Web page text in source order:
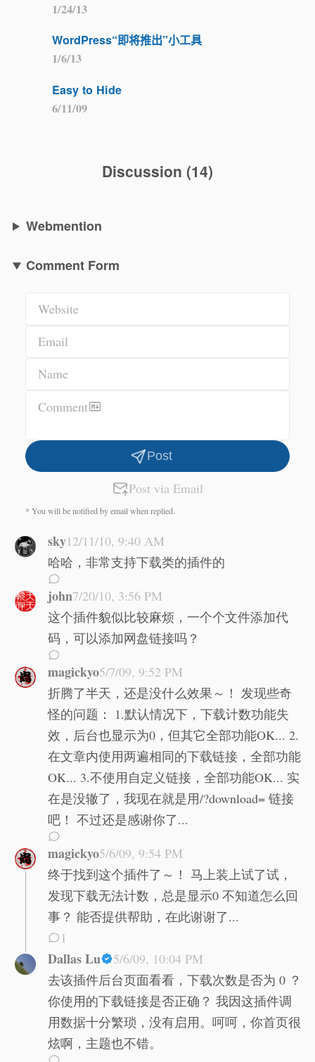
1/24/13
1/6/13
WordPress“即将推出”小工具
6/11/09
Easy to Hide
Discussion (14)
Webmention
Comment Form
Name
Email
Website
Comment
* You will be notified by email when replied.
Post via Email
Post
sky12/11/10, 9:40 AM
哈哈，非常支持下载类的插件的
john7/20/10, 3:56 PM
这个插件貌似比较麻烦，一个个文件添加代
码，可以添加网盘链接吗？
magickyo5/7/09, 9:52 PM
折腾了半天，还是没什么效果～！ 发现些奇
怪的问题： 1.默认情况下，下载计数功能失
效，后台也显示为0，但其它全部功能OK... 2.
在文章内使用两遍相同的下载链接，全部功能
OK... 3.不使用自定义链接，全部功能OK... 实
在是没辙了，我现在就是用/?download= 链接
吧！ 不过还是感谢你了...
magickyo5/6/09, 9:54 PM
终于找到这个插件了～！ 马上装上试了试，
发现下载无法计数，总是显示0 不知道怎么回
事？ 能否提供帮助，在此谢谢了...
1
Dallas Lu
5/6/09, 10:04 PM
去该插件后台页面看看，下载次数是否为 0 ？
你使用的下载链接是否正确？ 我因这插件调
用数据十分繁琐，没有启用。呵呵，你首页很
炫啊，主题也不错。